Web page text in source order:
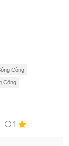
Công
Công
1